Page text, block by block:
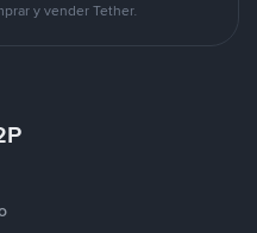
y vender Tether.